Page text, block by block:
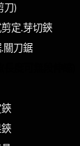
刀)
定.芽切鋏
關刀鋸